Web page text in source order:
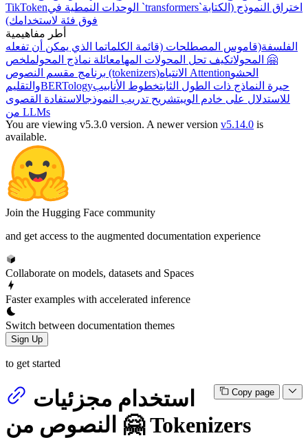
TikToken
الوحدات النمطية في `transformers`اختراق النموذج (الكتابة
فوق فئة لاستخدامك)
أطر مفاهيمية
الفلسفة(قاموس المصطلحات (قائمة الكلماتما الذي يمكن أن تفعله
🤗 المحولاتكيف تحل المحولات المهامعائلة نماذج المحولملخص
برنامج مقسم النصوص (tokenizers)
الانتباه Attentionالحشو
والتقليمBERTology حيرة النماذج ذات الطول الثابتخطوط الأنابيب
للاستدلال على خادم الويبتشريح تدريب النموذجالاستفادة القصوى
من LLMs
You are viewing v5.3.0 version. A newer version v5.14.0 is
available.
Join the Hugging Face community
and get access to the augmented documentation experience
Collaborate on models, datasets and Spaces
Faster examples with accelerated inference
Switch between documentation themes
Sign Up
to get started
Copy page
استخدام مجزئيات
النصوص من 🤗 Tokenizers